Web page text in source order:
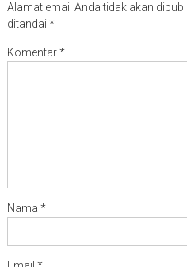
Alamat email Anda tidak akan
ditandai *
Komentar*
Nama *